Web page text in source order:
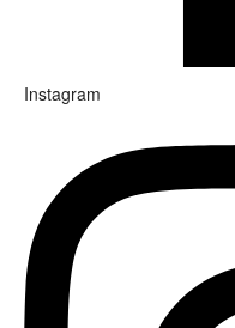
Instagram